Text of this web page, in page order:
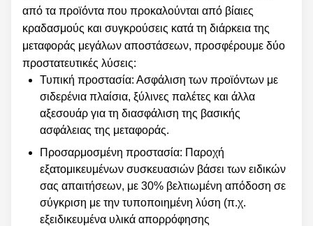
από τα προϊόντα που προκαλούνται από βίαιες
κραδασμούς και συγκρούσεις κατά τη διάρκεια της
μεταφοράς μεγάλων αποστάσεων, προσφέρουμε δύο
προστατευτικές λύσεις:
Τυπική προστασία: Ασφάλιση των προϊόντων με
σιδερένια πλαίσια, ξύλινες παλέτες και άλλα
αξεσουάρ για τη διασφάλιση της βασικής
ασφάλειας της μεταφοράς.
Προσαρμοσμένη προστασία: Παροχή
εξατομικευμένων συσκευασιών βάσει των ειδικών
σας απαιτήσεων, με 30% βελτιωμένη απόδοση σε
σύγκριση με την τυποποιημένη λύση (π.χ.
εξειδικευμένα υλικά απορρόφησης